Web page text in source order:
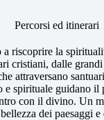
Percorsi ed itinerari
riscoprire la
cristiani, dalle
attraversano
e spirituale guidano
con il divino. Un
dei paesaggi